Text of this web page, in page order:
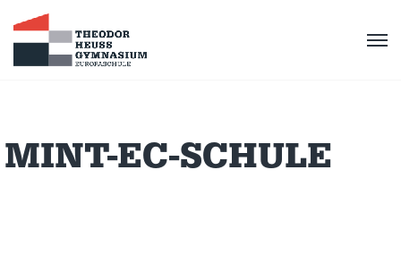
MINT-EC-SCHULE